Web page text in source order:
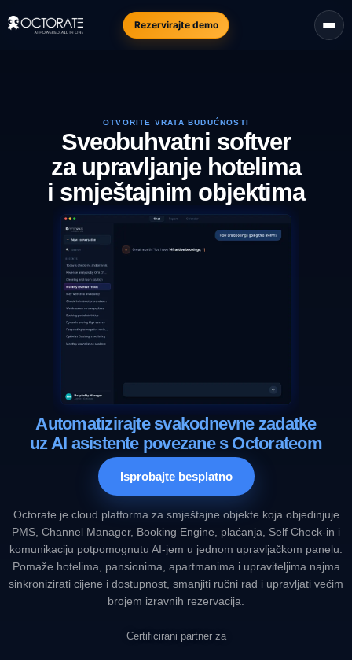
Rezervirajte demo
OTVORITE VRATA BUDUĆNOSTI
Sveobuhvatni softver
za upravljanje hotelima
i smještajnim objektima
Automatizirajte svakodnevne zadatke
uz AI asistente povezane s Octorateom
Octorate je cloud platforma za smještajne objekte koja objedinjuje
PMS, Channel Manager, Booking Engine, plaćanja, Self Check-in i
komunikaciju potpomognutu AI-jem u jednom upravljačkom panelu.
Pomaže hotelima, pansionima, apartmanima i upraviteljima najma
sinkronizirati cijene i dostupnost, smanjiti ručni rad i upravljati većim
brojem izravnih rezervacija.
Isprobajte besplatno
Certificirani partner za